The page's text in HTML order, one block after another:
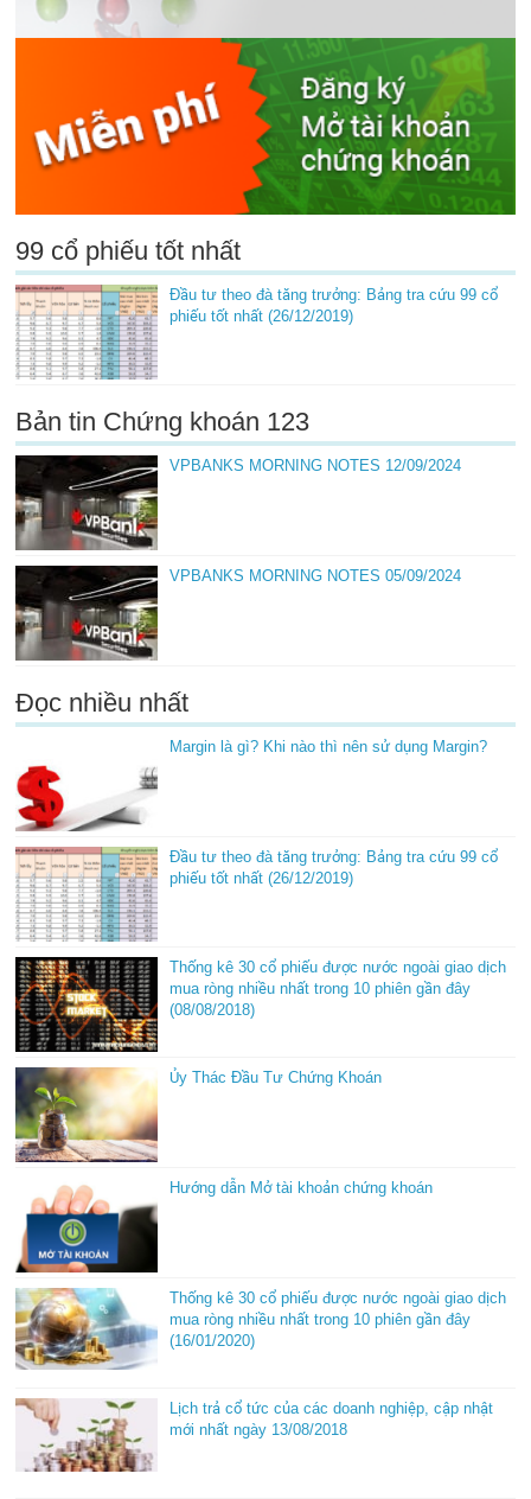
99 cổ phiếu tốt nhất
Đầu tư theo đà tăng trưởng: Bảng tra cứu 99 cổ
phiếu tốt nhất (26/12/2019)
Bản tin Chứng khoán 123
VPBANKS MORNING NOTES 12/09/2024
VPBANKS MORNING NOTES 05/09/2024
Đọc nhiều nhất
Margin là gì? Khi nào thì nên sử dụng Margin?
Đầu tư theo đà tăng trưởng: Bảng tra cứu 99 cổ
phiếu tốt nhất (26/12/2019)
Thống kê 30 cổ phiếu được nước ngoài giao dịch
mua ròng nhiều nhất trong 10 phiên gần đây
(08/08/2018)
Ủy Thác Đầu Tư Chứng Khoán
Hướng dẫn Mở tài khoản chứng khoán
Thống kê 30 cổ phiếu được nước ngoài giao dịch
mua ròng nhiều nhất trong 10 phiên gần đây
(16/01/2020)
Lịch trả cổ tức của các doanh nghiệp, cập nhật
mới nhất ngày 13/08/2018